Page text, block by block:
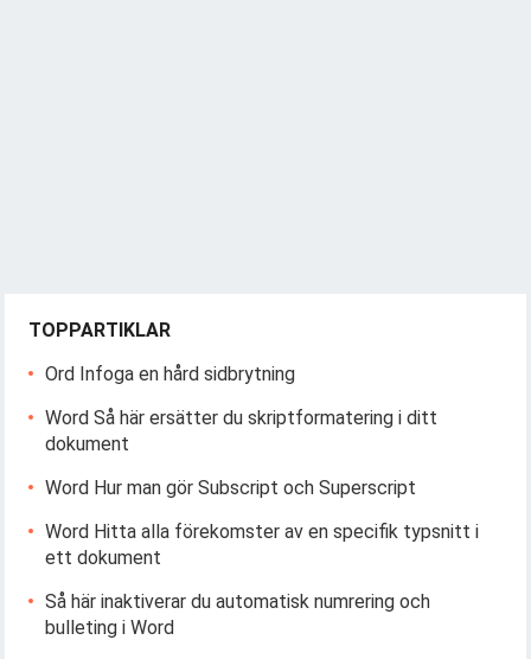
TOPPARTIKLAR
Ord Infoga en hård sidbrytning
Word Så här ersätter du skriptformatering i ditt
dokument
Word Hur man gör Subscript och Superscript
Word Hitta alla förekomster av en specifik typsnitt i
ett dokument
Så här inaktiverar du automatisk numrering och
bulleting i Word